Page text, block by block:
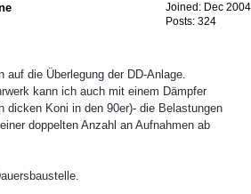
Joined: Dec 2004
Posts: 324
auf die Überlegung der DD-Anlage.
kann ich auch mit einem Dämpfer
dicken Koni in den 90er)- die Belastungen
doppelten Anzahl an Aufnahmen ab